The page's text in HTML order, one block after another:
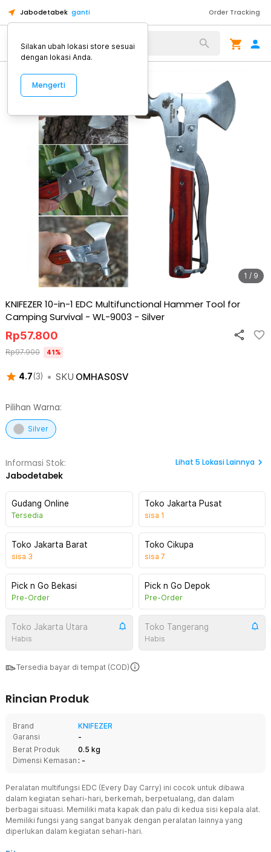
Jabodetabek ganti Order Tracking
Alat Kopi
1 / 9
KNIFEZER 10-in-1 EDC Multifunctional Hammer Tool for
Camping Survival - WL-9003 - Silver
4.7(3) • SKU OMHAS0SV
Rp57.800
Rp97.900 41%
Pilihan Warna:
Silver
Informasi Stok:
Jabodetabek
Lihat 5 Lokasi Lainnya
Gudang Online
Tersedia
Toko Jakarta Pusat
sisa 1
Toko Jakarta Barat
sisa 3
Toko Cikupa
sisa 7
Pick n Go Bekasi
Pre-Order
Pick n Go Depok
Pre-Order
Toko Jakarta Utara
Habis
Toko Tangerang
Habis
Tersedia bayar di tempat (COD)
Rincian Produk
Brand
KNIFEZER
Garansi
-
Berat Produk
0.5 kg
Dimensi Kemasan : -
Peralatan multifungsi EDC (Every Day Carry) ini cocok untuk dibawa
dalam kegiatan sehari-hari, berkemah, berpetualang, dan dalam
berbagai situasi. Memiliki mata kapak dan palu di kedua sisi kepala alat.
Memiliki fungsi yang sangat banyak dengan peralatan lainnya yang
diperlukan dalam kegiatan sehari-hari.
Silakan ubah lokasi store sesuai
dengan lokasi Anda.
Mengerti